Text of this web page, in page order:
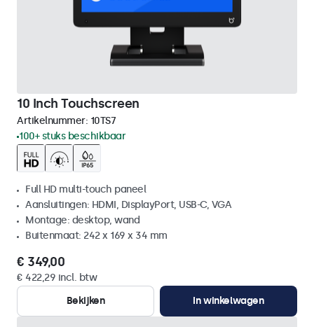
10 Inch Touchscreen
Artikelnummer: 10TS7
100+ stuks beschikbaar
Full HD multi-touch paneel
Aansluitingen: HDMI, DisplayPort, USB-C, VGA
Montage: desktop, wand
Buitenmaat: 242 x 169 x 34 mm
€ 349,00
€ 422,29 incl. btw
Bekijken
In winkelwagen